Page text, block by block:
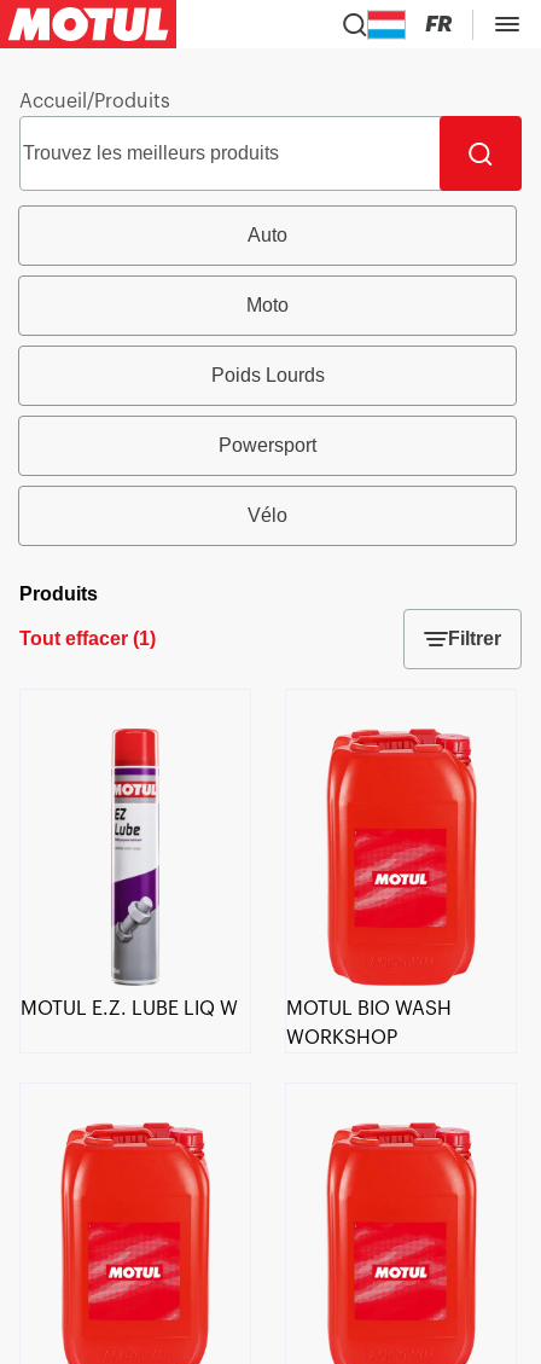
FR
Accueil /Produits
Auto
Moto
Poids Lourds
Powersport
Vélo
Produits
Tout effacer (1) Filtrer
MOTUL E.Z. LUBE LIQ W
MOTUL BIO WASH
WORKSHOP